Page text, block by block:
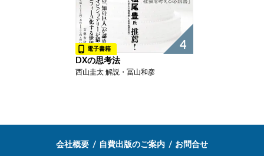
4
電子書籍
DXの思考法
西山圭太 解説・冨山和彦
会社概要 自費出版のご案内 お問合せ